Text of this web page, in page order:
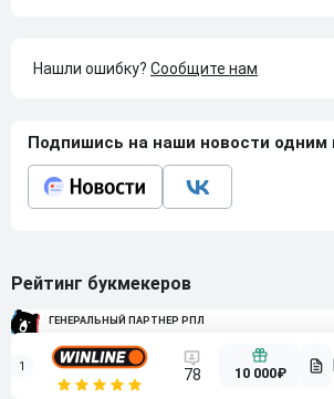
Нашли ошибку? Сообщите нам
Подпишись на наши новости одним
Рейтинг букмекеров
ГЕНЕРАЛЬНЫЙ ПАРТНЕР РПЛ
1 78 10 000₽